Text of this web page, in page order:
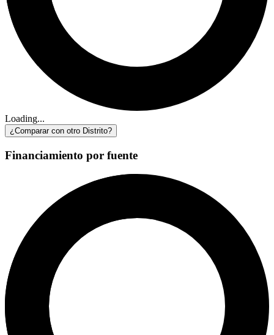
Loading...
¿Comparar con otro Distrito?
Financiamiento por fuente